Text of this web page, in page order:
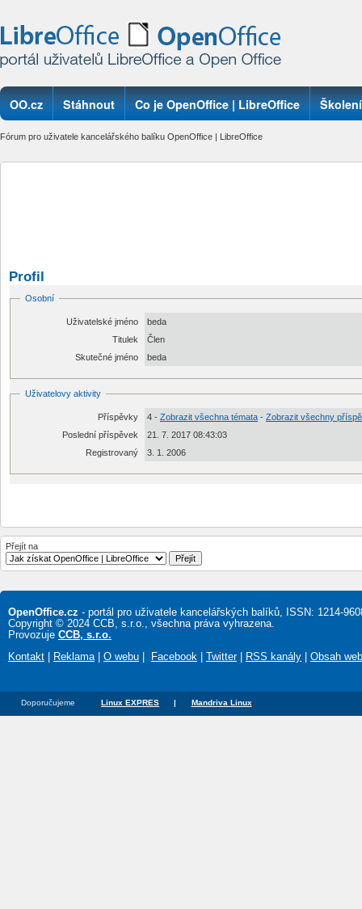
OO.cz Stáhnout Co je OpenOffice | LibreOffice Školení
Fórum pro uživatele kancelářského balíku OpenOffice | LibreOffice
Profil
Osobní
Uživatelské jméno
beda
Titulek
Člen
Skutečné jméno
beda
Uživatelovy aktivity
Příspěvky 4 - Zobrazit všechna témata - Zobrazit všechny
Poslední příspěvek
21. 7. 2017 08:43:03
Registrovaný
3. 1. 2006
Přejít na
OpenOffice.cz - portál pro uživatele kancelářských balíků, ISSN: 1214-
Copyright © 2024 CCB, s.r.o., všechna práva vyhrazena.
Provozuje CCB, s.r.o.
Kontakt
Reklama O webu Facebook Twitter| RSS kanály Obsah
Doporučujeme Linux EXPRES | Mandriva Linux